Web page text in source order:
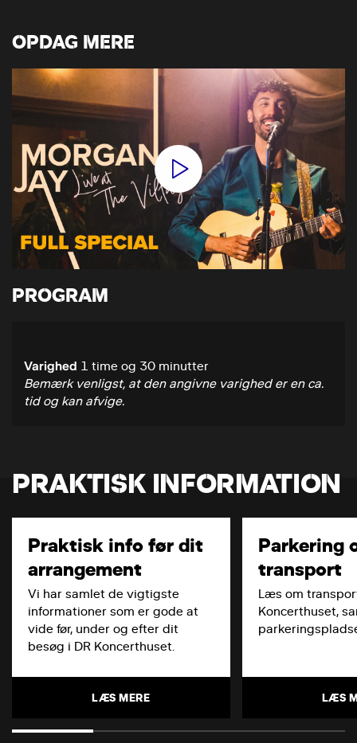
OPDAG MERE
PROGRAM
Varighed 1 time og 30 minutter
Bemærk venligst, at den angivne varighed er en ca.
tid og kan afvige.
PRAKTISK INFORMATION
Praktisk info før dit
arrangement
Vi har samlet de vigtigste
informationer som er gode at
vide før, under og efter dit
besøg i DR Koncerthuset.
LÆS MERE
Parkering
transport
Læs om
Koncerthuset,
LÆS